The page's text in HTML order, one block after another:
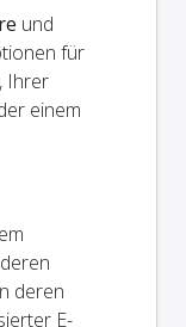
und
für
Ihrer
einem
deren
E-